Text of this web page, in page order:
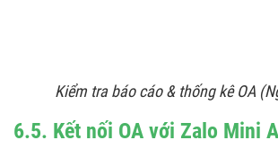
Kiểm tra báo cáo & thống kê OA
6.5. Kết nối OA với Zalo Mini